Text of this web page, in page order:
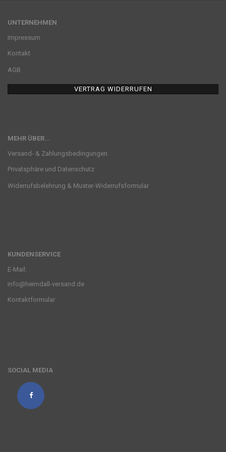
UNTERNEHMEN
Impressum
Kontakt
AGB
VERTRAG WIDERRUFEN
MEHR ÜBER...
Versand- & Zahlungsbedingungen
Privatsphäre und Datenschutz
Widerrufsbelehrung & Muster-Widerrufsformular
KUNDENSERVICE
E-Mail:
info@heimdall-versand.de
Kontaktformular
SOCIAL MEDIA